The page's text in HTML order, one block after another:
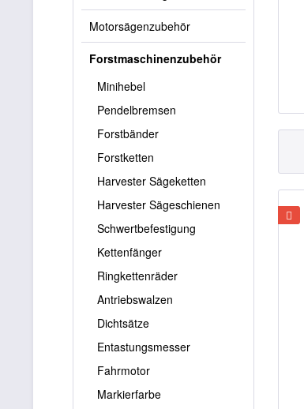
Motorsägenzubehör
Forstmaschinenzubehör
Minihebel
Pendelbremsen
Forstbänder
Forstketten
Harvester Sägeketten
Harvester Sägeschienen
Schwertbefestigung
Kettenfänger
Ringkettenräder
Antriebswalzen
Dichtsätze
Entastungsmesser
Fahrmotor
Markierfarbe